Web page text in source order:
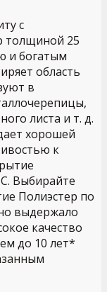
с
толщиной 25
и богатым
область
в
листа и т. д.
хорошей
к
Выбирайте
Полиэстер по
выдержало
качество
до 10 лет*